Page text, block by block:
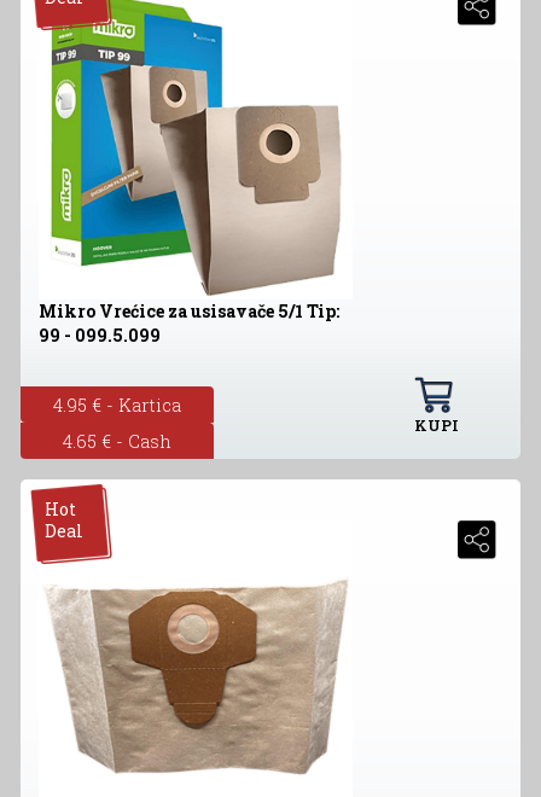
Mikro Vrećice za usisavače 5/1 Tip:
99 - 099.5.099
4.95 € - Kartica
4.65 € - Cash
KUPI
Hot
Deal